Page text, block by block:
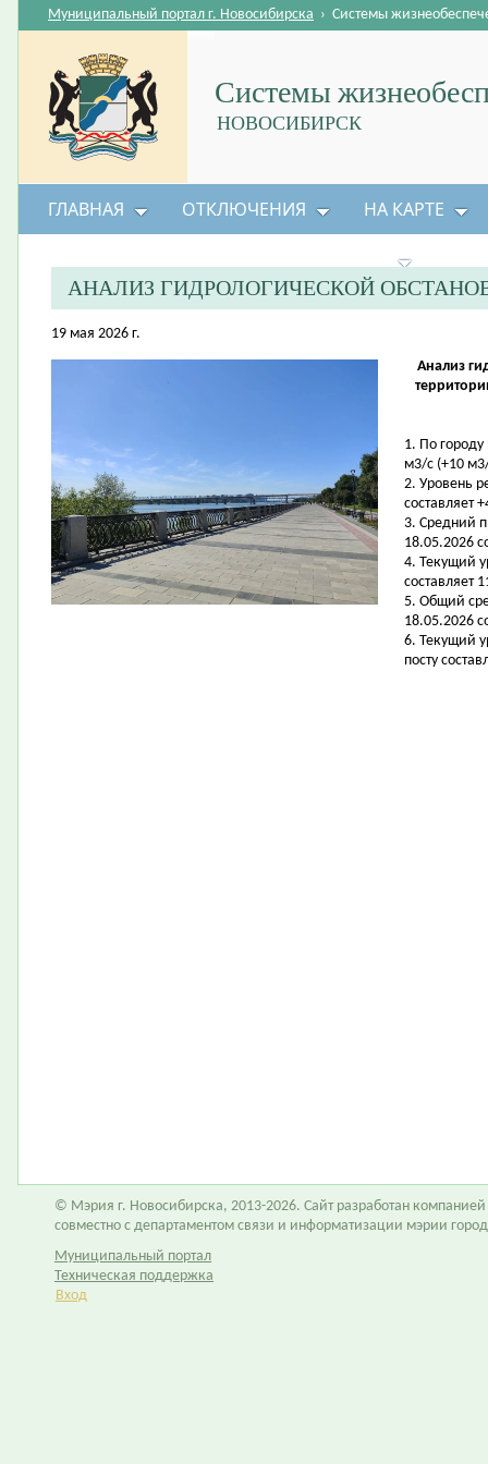
Системы
НОВОСИБИРСК
Муниципальный портал г. Новосибирска › Системы
ГЛАВНАЯ ОТКЛЮЧЕНИЯ НА КАРТЕ
АНАЛИЗ ГИДРОЛОГИЧЕСКОЙ
19 мая 2026 г.
Анализ
1. По городу
м3/с (+10
2. Уровень
составляет
3. Средний
18.05.2026
4. Текущий
составляет
5. Общий
18.05.2026
6. Текущий
посту
© Мэрия г. Новосибирска, 2013-2026. Сайт разработан компанией
совместно с департаментом связи и информатизации мэрии
Муниципальный портал
Техническая поддержка
Вход